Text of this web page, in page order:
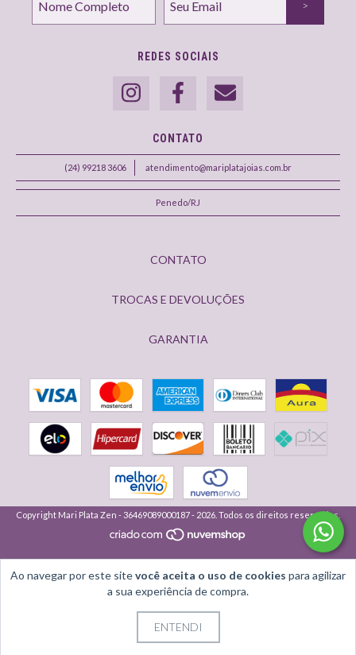
Ao navegar por este sitevocê aceita o uso de cookies para agilizar
a sua experiência de compra.
ENTENDI
REDES SOCIAIS
CONTATO
(24) 99218 3606 atendimento@mariplatajoias.com.br
Penedo/RJ
CONTATO
TROCAS E DEVOLUÇÕES
GARANTIA
Copyright Mari Plata Zen - 36469089000187 - 2026. Todos os direitos reservados.